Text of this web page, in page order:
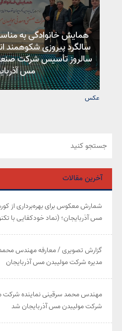
آخرین مقالات
شمارش معکوس برای بهره‌برداری از
مس آذربایجان؛ (نماد خودکفایی با
گزارش تصویری / معارفه مهندس
مدیره شرکت مولیبدن مس آذربایجان
مهندس محمد سرقینی نماینده
شرکت مولیبدن مس آذربایجان شد
همایش خانوادگی به
سالگرد پیروزی شکوهمند
سالروز تأسیس شرکت
مس
عکس